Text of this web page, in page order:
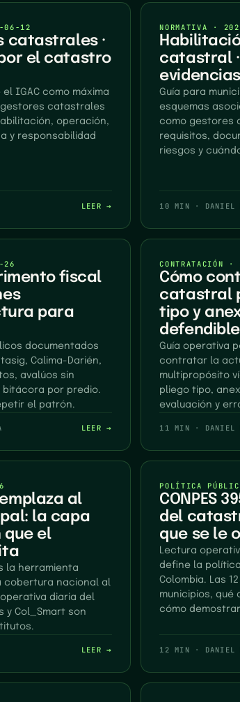
06-12
catastrales ·
el catastro
IGAC como máxima
catastrales
operación,
y responsabilidad
LEER →
NORMATIVA ·
catastral
Guía para
esquemas
como gestores
requisitos,
riesgos y
10 MIN · DANIEL
26
fiscal
para
documentados
Calima-Darién,
avalúos sin
bitácora por predio.
el patrón.
LEER →
CONTRATACIÓN ·
Cómo
catastral
tipo y
defendible
Guía operativa
contratar la
multipropósito
pliego tipo,
evaluación y
11 MIN · DANIEL
al
la capa
que el
la herramienta
cobertura nacional al
operativa diaria del
y Col_Smart son
LEER →
POLÍTICA
CONPES
del
que se le
Lectura
define la
Colombia. Las
municipios, qué
cómo
12 MIN · DANIEL